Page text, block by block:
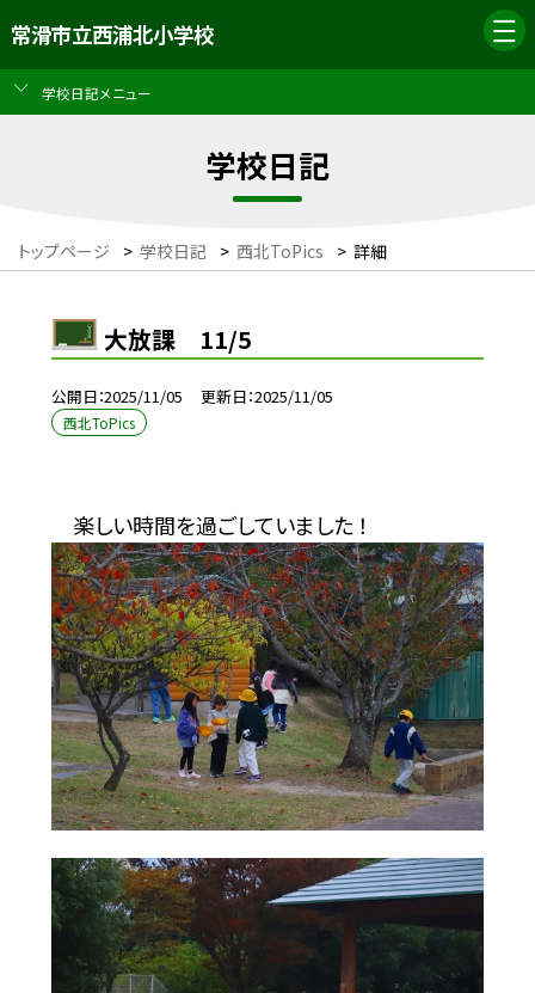
常滑市立西浦北小学校
学校日記メニュー
学校日記
トップページ > 学校日記 > 西北ToPics > 詳細
大放課 11/5
公開日 2025/11/05 更新日 2025/11/05
西北ToPics
楽しい時間を過ごしていました ！